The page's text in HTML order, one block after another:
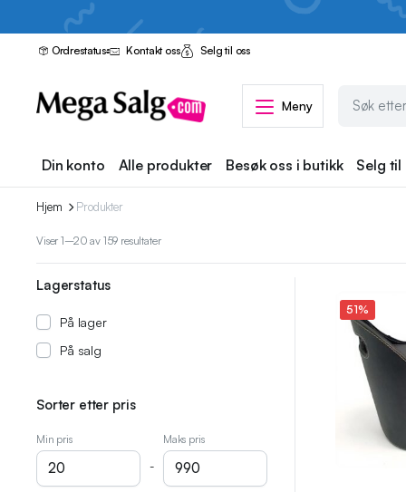
Ordrestatus Kontakt oss Selg til oss
Meny
Din konto Alle produkter Besøk oss i butikk Selg til
Hjem Produkter
Viser 1–20 av 159 resultaterSortert
51%
Lagerstatus
På lager
På salg
Sorter etter pris
Min pris
-
Maks pris